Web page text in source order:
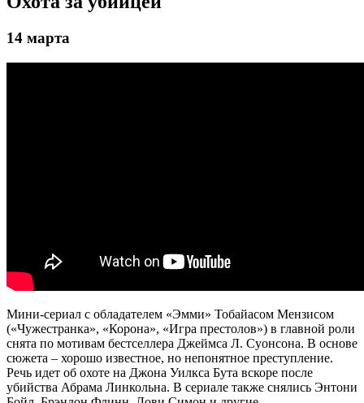
14 марта
Мини-сериал с обладателем «Эмми» Тобайасом Мензисом
(«Чужестранка», «Корона», «Игра престолов») в главной роли
снята по мотивам бестселлера Джеймса Л. Суонсона. В основе
сюжета – хорошо известное, но непонятное преступление.
Речь идет об охоте на Джона Уилкса Бута вскоре после
убийства Абрама Линкольна. В сериале также снялись Энтони